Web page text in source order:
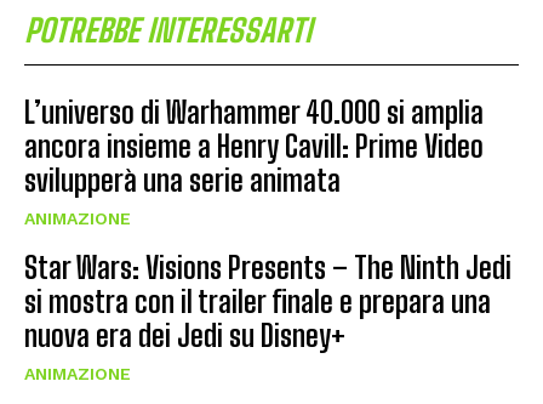
POTREBBE INTERESSARTI
L’universo di Warhammer 40.000 si amplia
ancora insieme a Henry Cavill: Prime Video
svilupperà una serie animata
ANIMAZIONE
Star Wars: Visions Presents – The Ninth Jedi
si mostra con il trailer finale e prepara una
nuova era dei Jedi su Disney+
ANIMAZIONE